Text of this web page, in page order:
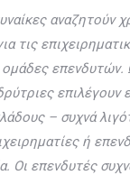
αναζητούν
τις
ομάδες
– συχνά
ή
Οι επενδυτές